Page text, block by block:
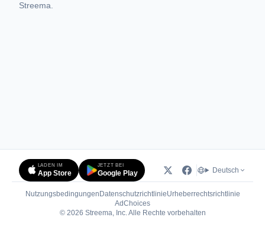
Streema.
LADEN IM
App Store
JETZT BEI
Google Play Deutsch
Nutzungsbedingungen DatenschutzrichtlinieUrheberrechtsrichtlinie
AdChoices(öffnet in neuem Tab)
© 2026 Streema, Inc. Alle Rechte vorbehalten